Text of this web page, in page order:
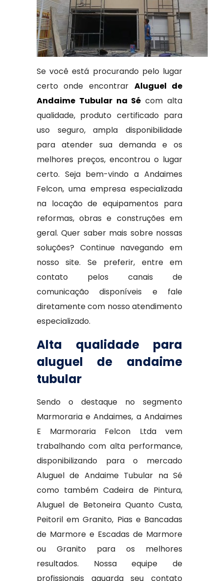
Se você está procurando pelo lugar
certo onde encontrar Aluguel de
Andaime Tubular na Sé com alta
qualidade, produto certificado para
uso seguro, ampla disponibilidade
para atender sua demanda e os
melhores preços, encontrou o lugar
certo. Seja bem-vindo a Andaimes
Felcon, uma empresa especializada
na locação de equipamentos para
reformas, obras e construções em
geral. Quer saber mais sobre nossas
soluções? Continue navegando em
nosso site. Se preferir, entre em
contato pelos canais de
comunicação disponíveis e fale
diretamente com nosso atendimento
especializado.
Alta qualidade para
aluguel de andaime
tubular
Sendo o destaque no segmento
Marmoraria e Andaimes, a Andaimes
E Marmoraria Felcon Ltda vem
trabalhando com alta performance,
disponibilizando para o mercado
Aluguel de Andaime Tubular na Sé
como também Cadeira de Pintura,
Aluguel de Betoneira Quanto Custa,
Peitoril em Granito, Pias e Bancadas
de Marmore e Escadas de Marmore
ou Granito para os melhores
resultados. Nossa equipe de
profissionais aguarda seu contato